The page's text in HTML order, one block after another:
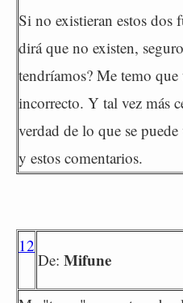
Si no existieran estos dos
dirá que no existen,
tendríamos? Me temo
incorrecto. Y tal vez más
verdad de lo que se
y estos comentarios.
12
De: Mifune